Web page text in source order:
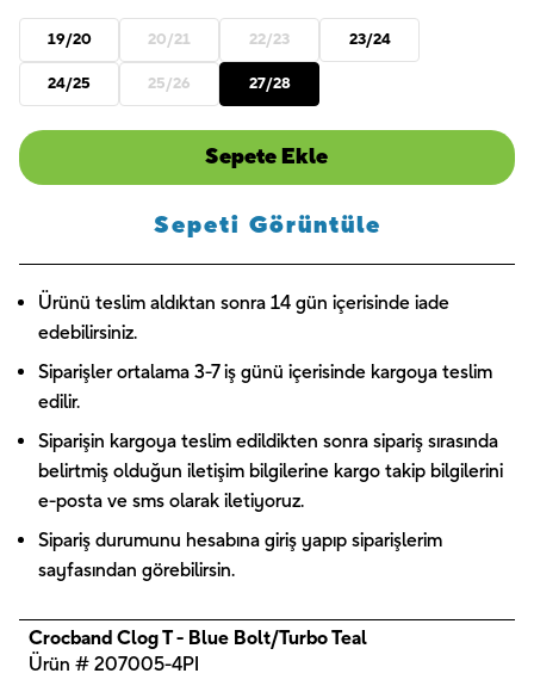
19/20 20/21 22/23 23/24
24/25 25/26 27/28
Sepete Ekle
Sepeti Görüntüle
Ürünü teslim aldıktan sonra 14 gün içerisinde iade
edebilirsiniz.
Siparişler ortalama 3-7 iş günü içerisinde kargoya teslim
edilir.
Siparişin kargoya teslim edildikten sonra sipariş sırasında
belirtmiş olduğun iletişim bilgilerine kargo takip bilgilerini
e-posta ve sms olarak iletiyoruz.
Sipariş durumunu hesabına giriş yapıp siparişlerim
sayfasından görebilirsin.
Crocband Clog T - Blue Bolt/Turbo Teal
Ürün # 207005-4PI